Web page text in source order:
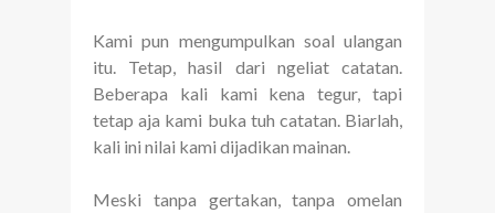
Kami pun mengumpulkan soal ulangan
itu. Tetap, hasil dari ngeliat catatan.
Beberapa kali kami kena tegur, tapi
tetap aja kami buka tuh catatan. Biarlah,
kali ini nilai kami dijadikan mainan.
Meski tanpa gertakan, tanpa omelan